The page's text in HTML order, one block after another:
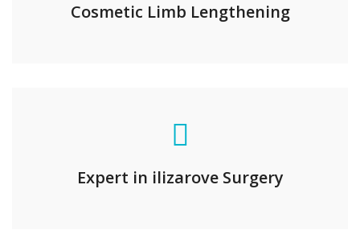
Cosmetic Limb Lengthening
Expert in ilizarove Surgery